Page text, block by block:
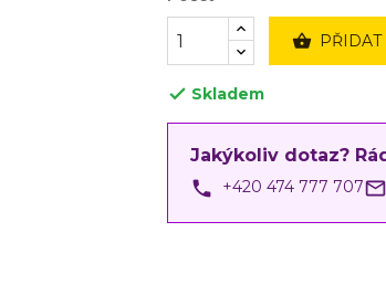

 Skladem
Jakýkoliv dotaz?
phone +420 474 777 707mail_outline